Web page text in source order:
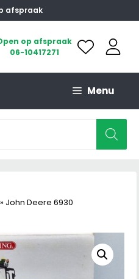
afspraak
op afspraak
06-10417271
Menu
» John Deere 6930